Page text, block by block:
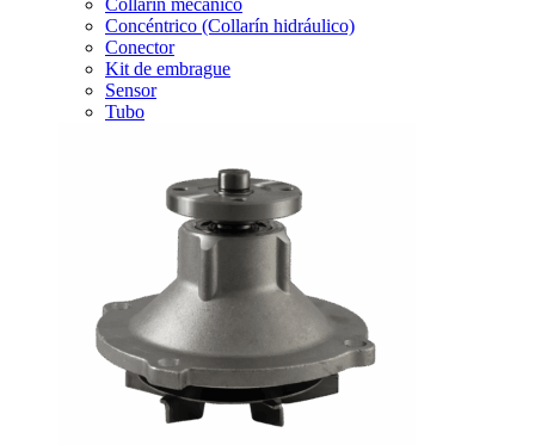
Collarín mecánico
Concéntrico (Collarín hidráulico)
Conector
Kit de embrague
Sensor
Tubo